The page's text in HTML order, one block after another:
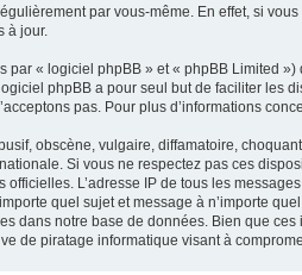
par vous-même. En effet, si
à jour.
« logiciel phpBB » et « phpBB Limited
phpBB a pour seul but de faciliter les
pas. Pour plus d’informations
obscène, vulgaire, diffamatoire,
Si vous ne respectez pas ces
officielles. L’adresse IP de tous les
quel sujet et message à n’importe
dans notre base de données. Bien que
de piratage informatique visant à